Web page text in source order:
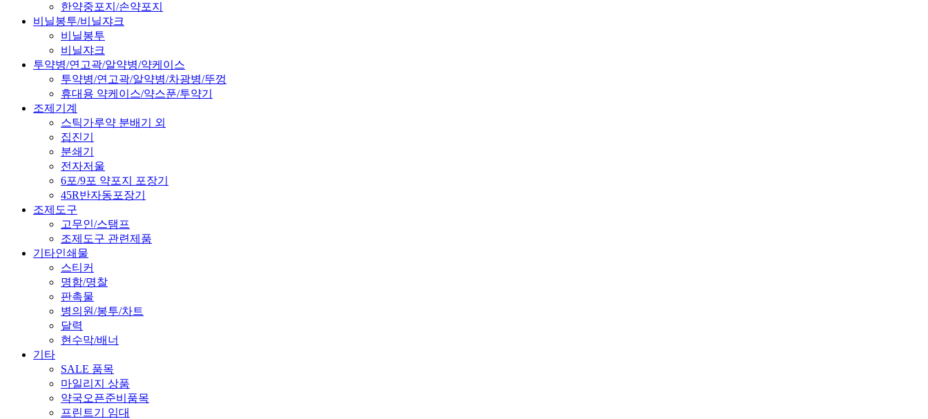
한약중포지/손약포지
비닐봉투/비닐쟈크
비닐봉투
비닐쟈크
투약병/연고곽/알약병/약케이스
투약병/연고곽/알약병/차광병/뚜껑
휴대용 약케이스/약스푼/투약기
조제기계
스틱가루약 분배기 외
집진기
분쇄기
전자저울
6포/9포 약포지 포장기
45R반자동포장기
조제도구
고무인/스탬프
조제도구 관련제품
기타인쇄물
스티커
명함/명찰
판촉물
병의원/봉투/차트
달력
현수막/배너
기타
SALE 품목
마일리지 상품
약국오픈준비품목
프린트기 임대